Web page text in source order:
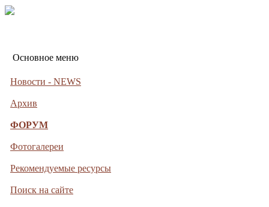
Основное меню
Новости - NEWS
Архив
ФОРУМ
Фотогалереи
Рекомендуемые ресурсы
Поиск на сайте